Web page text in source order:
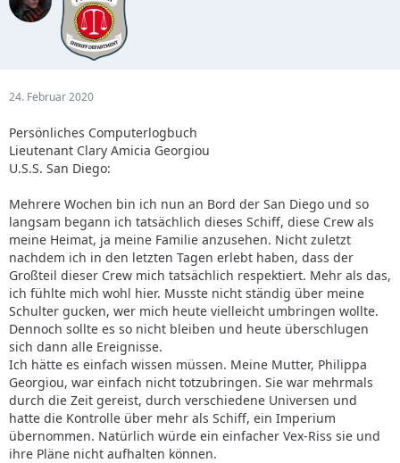
24. Februar 2020
Persönliches Computerlogbuch
Lieutenant Clary Amicia Georgiou
U.S.S. San Diego:
Mehrere Wochen bin ich nun an Bord der San Diego und so
langsam begann ich tatsächlich dieses Schiff, diese Crew als
meine Heimat, ja meine Familie anzusehen. Nicht zuletzt
nachdem ich in den letzten Tagen erlebt haben, dass der
Großteil dieser Crew mich tatsächlich respektiert. Mehr als das,
ich fühlte mich wohl hier. Musste nicht ständig über meine
Schulter gucken, wer mich heute vielleicht umbringen wollte.
Dennoch sollte es so nicht bleiben und heute überschlugen
sich dann alle Ereignisse.
Ich hätte es einfach wissen müssen. Meine Mutter, Philippa
Georgiou, war einfach nicht totzubringen. Sie war mehrmals
durch die Zeit gereist, durch verschiedene Universen und
hatte die Kontrolle über mehr als Schiff, ein Imperium
übernommen. Natürlich würde ein einfacher Vex-Riss sie und
ihre Pläne nicht aufhalten können.